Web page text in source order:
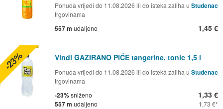
Ponuda vrijedi do 11.08.2026 ili do isteka zaliha u Studenac
trgovinama
557 m udaljeno 1,45 €
Vindi GAZIRANO PIĆE tangerine, tonic 1,5 l
Ponuda vrijedi do 11.08.2026 ili do isteka zaliha u Studenac
trgovinama
-23%sniženo
557 m udaljeno
1,33 €
1,73 €
-23%